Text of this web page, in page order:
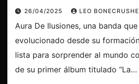
26/04/2025 LEO
Aura De Ilusiones, una banda
evolucionado desde su
lista para sorprender al mundo
de su primer álbum titulado “La…